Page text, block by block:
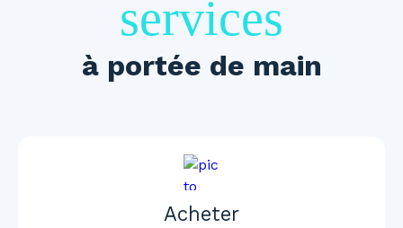
services
à portée de main
Acheter